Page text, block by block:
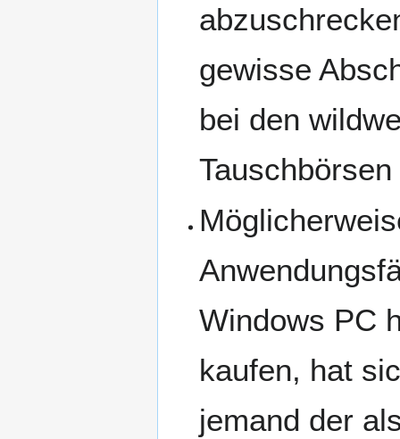
gewisse
bei den
Windows PC
kaufen, hat
jemand der